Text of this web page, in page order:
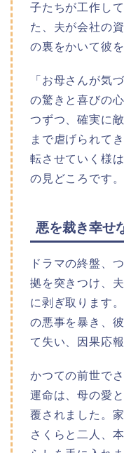
子たちが工作し
た、夫が会社の
の裏をかいて彼
「お母さんが気
の驚きと喜びの
つずつ、確実に
まで虐げられて
転させていく様
の見どころです。
悪を裁き幸せ
ドラマの終盤、
拠を突きつけ、
に剥ぎ取ります
の悪事を暴き、
て失い、因果応
かつての前世で
運命は、母の愛
覆されました。
さくらと二人、